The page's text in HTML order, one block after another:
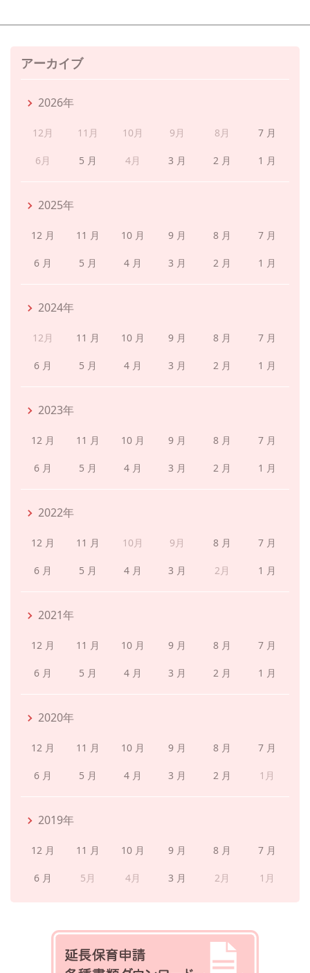
アーカイブ
2026年
12月 11月 10月 9月 8月 7 月
6月 5 月 4月 3 月 2 月 1 月
2025年
12 月 11 月 10 月 9 月 8 月 7 月
6 月 5 月 4 月 3 月 2 月 1 月
2024年
12月 11 月 10 月 9 月 8 月 7 月
6 月 5 月 4 月 3 月 2 月 1 月
2023年
12 月 11 月 10 月 9 月 8 月 7 月
6 月 5 月 4 月 3 月 2 月 1 月
2022年
12 月 11 月 10月 9月 8 月 7 月
6 月 5 月 4 月 3 月 2月 1 月
2021年
12 月 11 月 10 月 9 月 8 月 7 月
6 月 5 月 4 月 3 月 2 月 1 月
2020年
12 月 11 月 10 月 9 月 8 月 7 月
6 月 5 月 4 月 3 月 2 月 1月
2019年
12 月 11 月 10 月 9 月 8 月 7 月
6 月 5月 4月 3 月 2月 1月